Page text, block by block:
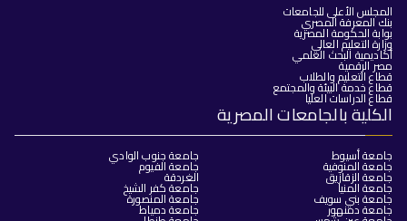
المجلس الأعلى للجامعات
بنك المعرفة المصري
بوابة الحكومة المصرية
وزارة التعليم العالي
أكاديمية البحث العلمي
مصر الرقمية
قطاع التعليم والطلاب
قطاع خدمة البيئة والمجتمع
قطاع الدراسات العليا
الكلية بالجامعات المصرية
جامعة أسيوط
جامعة المنوفية
جامعة الزقازيق
جامعة المنيا
جامعة بني سويف
جامعة دمنهور
جامعة جنوب الوادي
جامعة الفيوم
الغردقة
جامعة كفر الشيخ
جامعة المنصورة
جامعة دمياط